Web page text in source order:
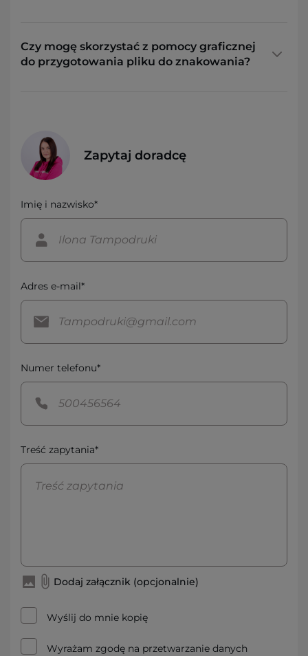
Czy mogę skorzystać z pomocy graficznej
do przygotowania pliku do znakowania?
Zapytaj doradcę
Imię i nazwisko*
Adres e-mail*
Numer telefonu*
Treść zapytania*
Dodaj załącznik (opcjonalnie)
Wyślij do mnie kopię
Wyrażam zgodę na przetwarzanie danych